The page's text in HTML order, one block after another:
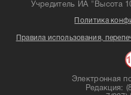
Учредитель ИА
Политика
Правила использования,
Электронная
Редакция: